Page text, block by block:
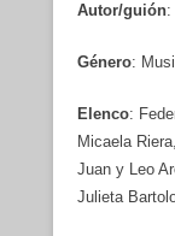
Autor/guión:
Género:
Elenco:
Micaela
Juan y Leo
Julieta